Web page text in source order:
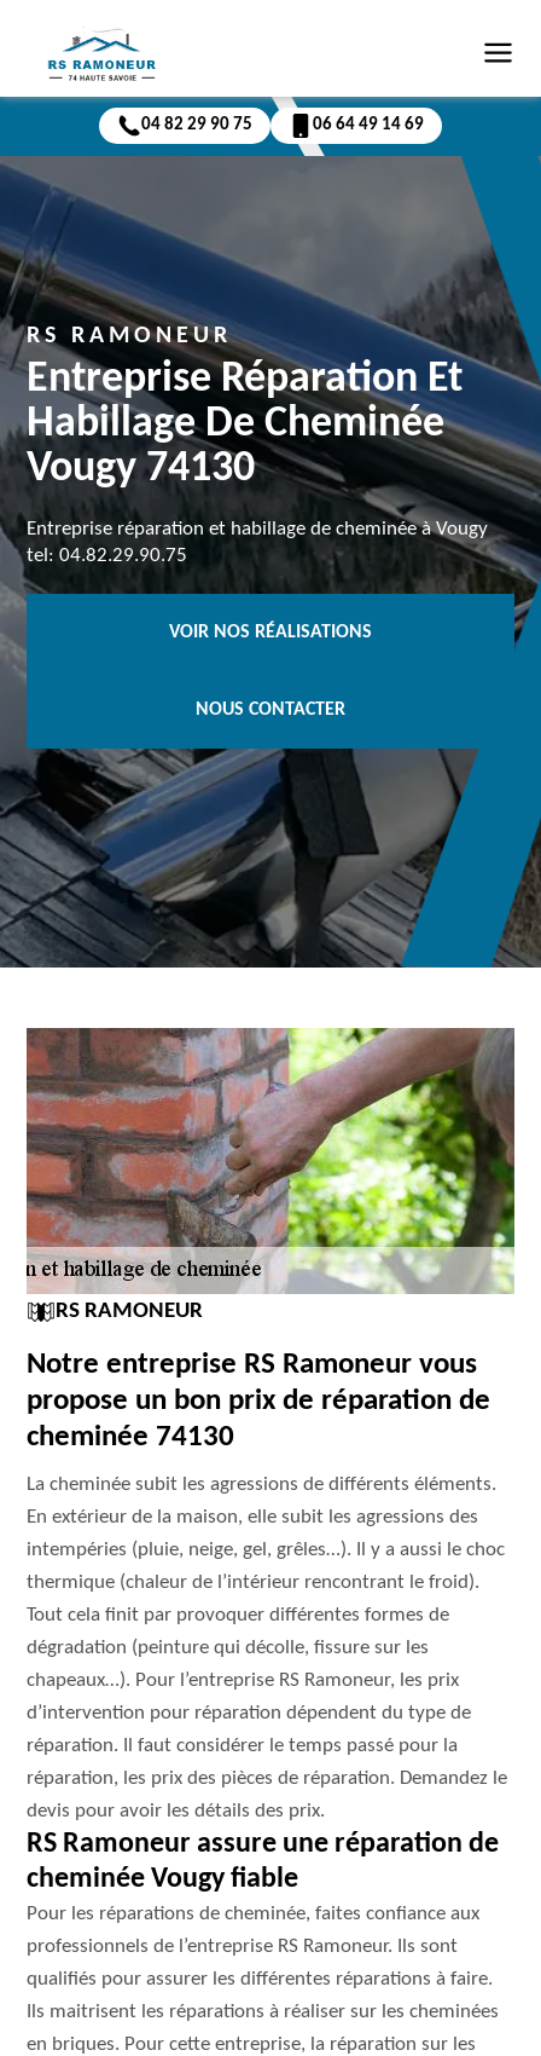
04 82 29 90 75 06 64 49 14 69
RS RAMONEUR
Entreprise Réparation Et
Habillage De Cheminée
Vougy 74130
Entreprise réparation et habillage de cheminée à Vougy
tel: 04.82.29.90.75
VOIR NOS RÉALISATIONS
NOUS CONTACTER
RS RAMONEUR
Notre entreprise RS Ramoneur vous
propose un bon prix de réparation de
cheminée 74130
La cheminée subit les agressions de différents éléments.
En extérieur de la maison, elle subit les agressions des
intempéries (pluie, neige, gel, grêles…). Il y a aussi le choc
thermique (chaleur de l’intérieur rencontrant le froid).
Tout cela finit par provoquer différentes formes de
dégradation (peinture qui décolle, fissure sur les
chapeaux…). Pour l’entreprise RS Ramoneur, les prix
d’intervention pour réparation dépendent du type de
réparation. Il faut considérer le temps passé pour la
réparation, les prix des pièces de réparation. Demandez le
devis pour avoir les détails des prix.
RS Ramoneur assure une réparation de
cheminée Vougy fiable
Pour les réparations de cheminée, faites confiance aux
professionnels de l’entreprise RS Ramoneur. Ils sont
qualifiés pour assurer les différentes réparations à faire.
Ils maitrisent les réparations à réaliser sur les cheminées
en briques. Pour cette entreprise, la réparation sur les